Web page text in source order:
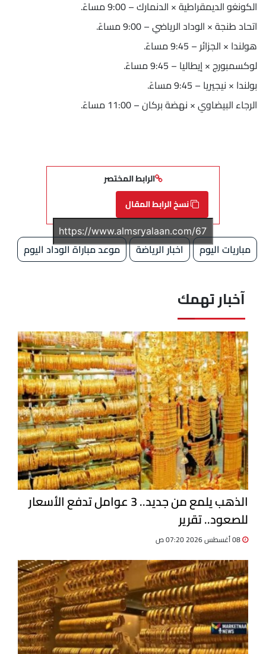
الكونغو الديمقراطية × الدنمارك – 9:00 مساءً.
اتحاد طنجة × الوداد الرياضي – 9:00 مساءً.
هولندا × الجزائر – 9:45 مساءً.
لوكسمبورج × إيطاليا – 9:45 مساءً.
بولندا × نيجيريا – 9:45 مساءً.
الرجاء البيضاوي × نهضة بركان – 11:00 مساءً.
الرابط المختصر
نسخ الرابط المقال
مباريات اليوم اخبار الرياضة موعد مباراة الوداد اليوم
آخبار تهمك
الذهب يلمع من جديد.. 3 عوامل تدفع الأسعار
للصعود.. تقرير